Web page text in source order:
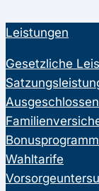
Leistungen
Gesetzliche
Wahltarife